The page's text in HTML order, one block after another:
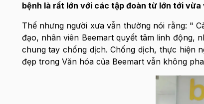
bệnh là rất lớn với các tập đoàn từ lớn tới
Thế nhưng người xưa vẫn thường nói rằng: "
đạo, nhân viên Beemart quyết tâm linh động,
chung tay chống dịch. Chống dịch, thực hiện
đẹp trong Văn hóa của Beemart vẫn không